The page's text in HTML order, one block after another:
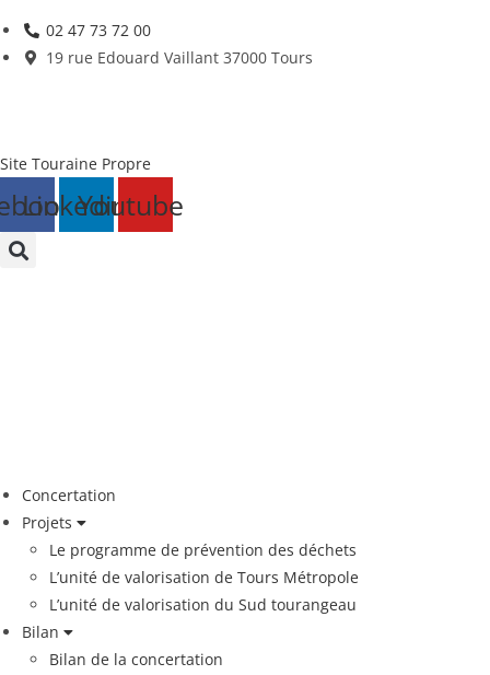
Skip
to
02 47 73 72 00
19 rue Edouard Vaillant 37000 Tours
Site Touraine Propre
LinkedinYoutube
Concertation
Projets
Le programme de prévention des déchets
L’unité de valorisation de Tours Métropole
L’unité de valorisation du Sud tourangeau
Bilan
Bilan de la concertation